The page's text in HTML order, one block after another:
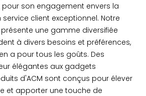
pour son engagement envers la
service client exceptionnel. Notre
une gamme diversifiée
à divers besoins et préférences,
a pour tous les goûts. Des
élégantes aux gadgets
d'ACM sont conçus pour élever
et apporter une touche de